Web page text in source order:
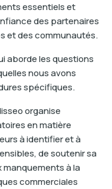
essentiels et
des partenaires
et des communautés.
aborde les questions
nous avons
spécifiques.
organise
en matière
à identifier et à
de soutenir sa
à la
commerciales